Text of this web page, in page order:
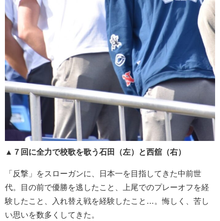
▲７回に全力で校歌を歌う石田（左）と西舘（右）
「反撃」をスローガンに、日本一を目指してきた中前世
代。目の前で優勝を逃したこと、上尾でのプレーオフを経
験したこと、入れ替え戦を経験したこと…。悔しく、苦し
い思いを数多くしてきた。